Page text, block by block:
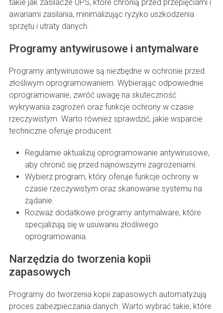
takie jak zasilacze UPS, które chronią przed przepięciami i
awariami zasilania, minimalizując ryzyko uszkodzenia
sprzętu i utraty danych.
Programy antywirusowe i antymalware
Programy antywirusowe są niezbędne w ochronie przed
złośliwym oprogramowaniem. Wybierając odpowiednie
oprogramowanie, zwróć uwagę na skuteczność
wykrywania zagrożeń oraz funkcje ochrony w czasie
rzeczywistym. Warto również sprawdzić, jakie wsparcie
techniczne oferuje producent.
Regularnie aktualizuj oprogramowanie antywirusowe,
aby chronić się przed najnowszymi zagrożeniami.
Wybierz program, który oferuje funkcje ochrony w
czasie rzeczywistym oraz skanowanie systemu na
żądanie.
Rozważ dodatkowe programy antymalware, które
specjalizują się w usuwaniu złośliwego
oprogramowania.
Narzędzia do tworzenia kopii
zapasowych
Programy do tworzenia kopii zapasowych automatyzują
proces zabezpieczania danych. Warto wybrać takie, które